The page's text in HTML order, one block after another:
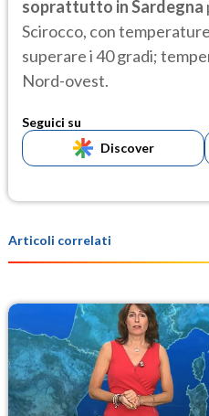
soprattutto in Sardegna
Scirocco, con
superare i 40 gradi;
Nord-ovest.
Seguici su
Discover
Articoli correlati